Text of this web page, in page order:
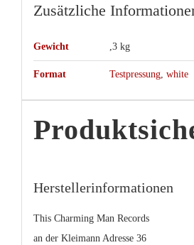
Zusätzliche
Gewicht ,3 kg
Format Testpressung, white
Herstellerinformationen
This Charming Man Records
an der Kleimann Adresse 36